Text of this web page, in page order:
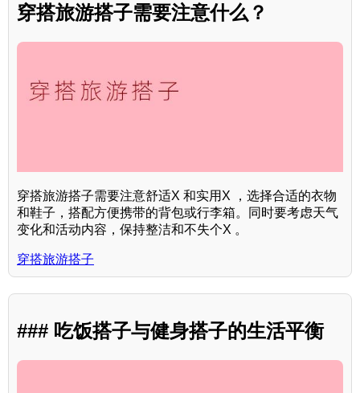
穿搭旅游搭子需要注意什么？
穿搭旅游搭子需要注意舒适X 和实用X ，选择合适的衣物
和鞋子，搭配方便携带的背包或行李箱。同时要考虑天气
变化和活动内容，保持整洁和不失个X 。
穿搭旅游搭子
### 吃饭搭子与健身搭子的生活平衡